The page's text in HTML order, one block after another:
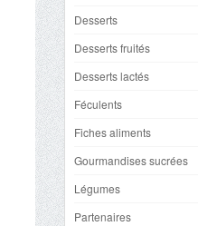
Desserts
Desserts fruités
Desserts lactés
Féculents
Fiches aliments
Gourmandises sucrées
Légumes
Partenaires